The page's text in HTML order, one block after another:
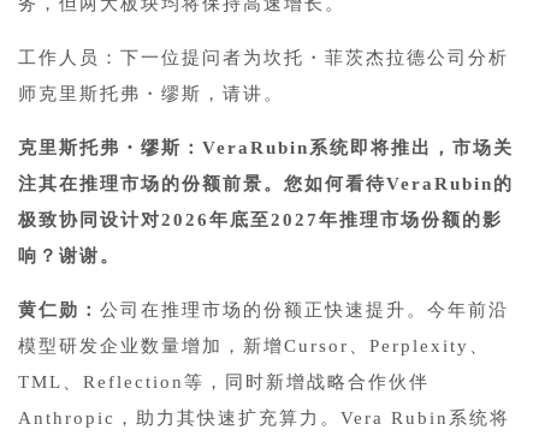
工作人员：下一位提问者为坎托・菲茨杰拉德公司分析
师克里斯托弗・缪斯，请讲。
克里斯托弗・缪斯：VeraRubin系统即将推出，市场关
注其在推理市场的份额前景。您如何看待VeraRubin的
极致协同设计对2026年底至2027年推理市场份额的影
响？谢谢。
黄仁勋： 公司在推理市场的份额正快速提升。今年前沿
模型研发企业数量增加，新增Cursor、Perplexity、
TML、Reflection等，同时新增战略合作伙伴
Anthropic，助力其快速扩充算力。Vera Rubin系统将